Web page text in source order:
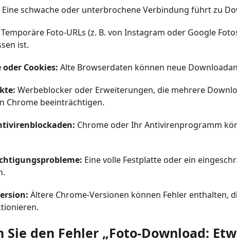
Eine schwache oder unterbrochene Verbindung führt zu
Temporäre Foto-URLs (z. B. von Instagram oder Google
ist.
oder Cookies: Alte Browserdaten können neue
Werbeblocker oder Erweiterungen, die mehrere
Chrome beeinträchtigen.
Chrome oder Ihr Antivirenprogramm
Eine volle Festplatte oder ein
Ältere Chrome-Versionen können Fehler enthalten,
Sie den Fehler „Foto-Download: